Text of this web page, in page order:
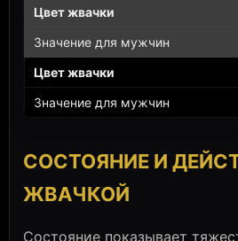
СОСТОЯНИЕ И
ЖВАЧКОЙ
Состояние показывает